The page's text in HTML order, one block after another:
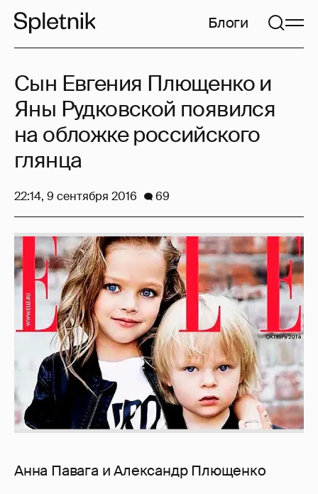
Блоги
Анна Павага и Александр Плющенко
Сын Евгения Плющенко и
Яны Рудковской появился
на обложке российского
глянца
22:14, 9 сентября 2016 69